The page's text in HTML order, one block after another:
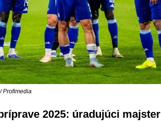
Profimedia
2025: úradujúci majster